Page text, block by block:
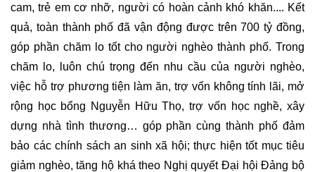
cam, trẻ em cơ nhỡ, người có hoàn cảnh khó khăn.... Kết
quả, toàn thành phố đã vận động được trên 700 tỷ đồng,
góp phần chăm lo tốt cho người nghèo thành phố. Trong
chăm lo, luôn chú trọng đến nhu cầu của người nghèo,
việc hỗ trợ phương tiện làm ăn, trợ vốn không tính lãi, mở
rộng học bổng Nguyễn Hữu Thọ, trợ vốn học nghề, xây
dựng nhà tình thương… góp phần cùng thành phố đảm
bảo các chính sách an sinh xã hội; thực hiện tốt mục tiêu
giảm nghèo, tăng hộ khá theo Nghị quyết Đại hội Đảng bộ